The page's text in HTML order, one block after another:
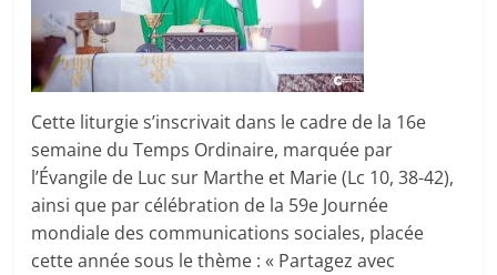
Cette liturgie s’inscrivait dans le cadre de la 16e
semaine du Temps Ordinaire, marquée par
l’Évangile de Luc sur Marthe et Marie (Lc 10, 38-42),
ainsi que par célébration de la 59e Journée
mondiale des communications sociales, placée
cette année sous le thème : « Partagez avec